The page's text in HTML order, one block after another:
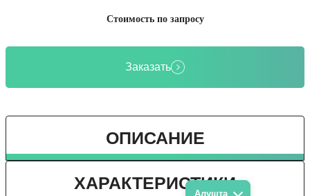
Алушта
Стоимость по запросу
Заказать
ОПИСАНИЕ
ХАРАКТЕРИСТИКИ